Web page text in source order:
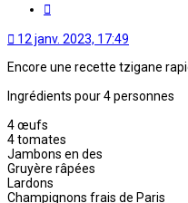
12 janv. 2023, 17:49
Encore une recette tzigane
Ingrédients pour 4 personnes
4 œufs
4 tomates
Jambons en des
Gruyère râpées
Lardons
Champignons frais de Paris